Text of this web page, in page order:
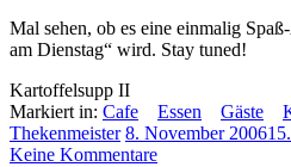
Mal sehen, ob es eine einmalig
am Dienstag“ wird. Stay tuned!
Kartoffelsupp II
Markiert in: Cafe Essen Gäste
Thekenmeister 8. November 2006
Keine Kommentare